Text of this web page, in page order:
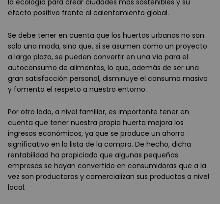
efecto positivo frente al calentamiento global.
Se debe tener en cuenta que los huertos urbanos no son
solo una moda, sino que, si se asumen como un proyecto
a largo plazo, se pueden convertir en una vía para el
autoconsumo de alimentos, lo que, además de ser una
gran satisfacción personal, disminuye el consumo masivo
y fomenta el respeto a nuestro entorno.
Por otro lado, a nivel familiar, es importante tener en
cuenta que tener nuestra propia huerta mejora los
ingresos económicos, ya que se produce un ahorro
significativo en la lista de la compra. De hecho, dicha
rentabilidad ha propiciado que algunas pequeñas
empresas se hayan convertido en consumidoras que a la
vez son productoras y comercializan sus productos a nivel
local.